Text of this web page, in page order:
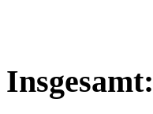
Insgesamt: